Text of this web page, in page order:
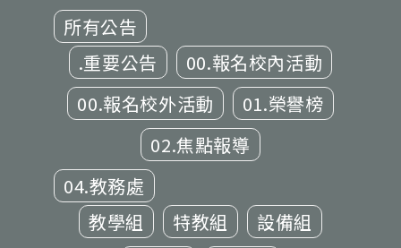
所有公告
.重要公告
00.報名校內活動
00.報名校外活動
01.榮譽榜
02.焦點報導
04.教務處
教學組
特教組
設備組